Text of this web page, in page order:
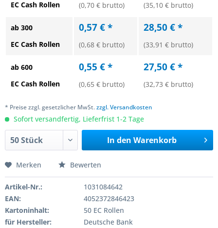
EC Cash Rollen
(0,70 € brutto) (35,10 € brutto)
ab 300
EC Cash Rollen
0,57 € *
(0,68 € brutto)
28,50 € *
(33,91 € brutto)
ab 600
EC Cash Rollen
0,55 € *
(0,65 € brutto)
27,50 € *
(32,73 € brutto)
* Preise zzgl. gesetzlicher MwSt.zzgl. Versandkosten
Sofort versandfertig, Lieferfrist 1-2 Tage
In den Warenkorb
Merken Bewerten
Artikel-Nr.:
1031084642
EAN:
4052372846423
Kartoninhalt:
50 EC Rollen
für Hersteller:
Deutsche Bank